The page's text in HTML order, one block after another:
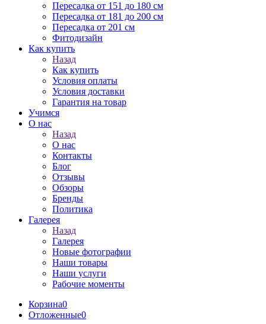
Пересадка от 151 до 180 см
Пересадка от 181 до 200 см
Пересадка от 201 см
Фитодизайн
Как купить
Назад
Как купить
Условия оплаты
Условия доставки
Гарантия на товар
Учимся
О нас
Назад
О нас
Контакты
Блог
Отзывы
Обзоры
Бренды
Политика
Галерея
Назад
Галерея
Новые фотографии
Наши товары
Наши услуги
Рабочие моменты
Корзина0
Отложенные0